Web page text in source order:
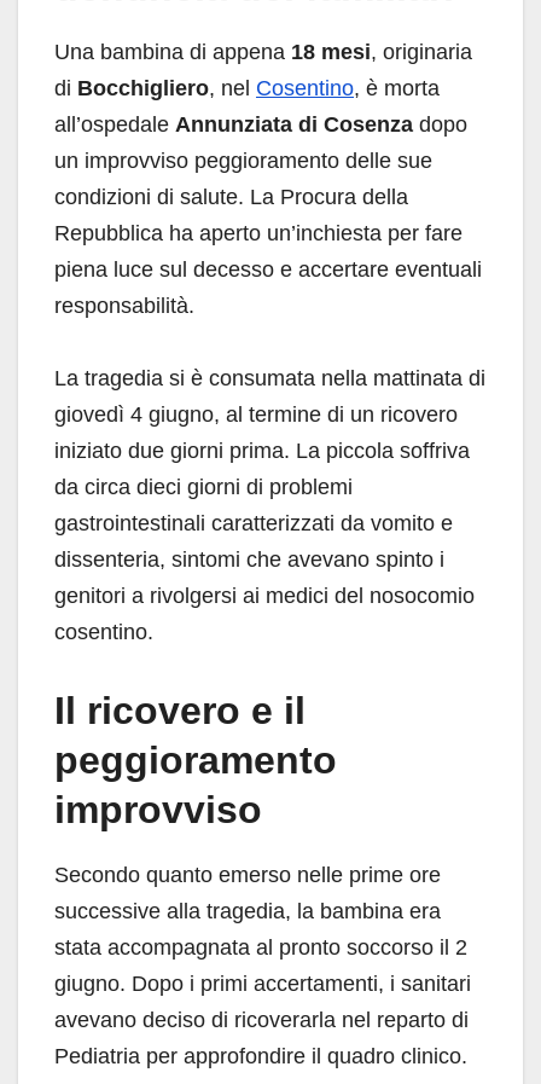
Una bambina di appena 18 mesi, originaria
di Bocchigliero, nel Cosentino, è morta
all’ospedale Annunziata di Cosenza dopo
un improvviso peggioramento delle sue
condizioni di salute. La Procura della
Repubblica ha aperto un’inchiesta per fare
piena luce sul decesso e accertare eventuali
responsabilità.
La tragedia si è consumata nella mattinata di
giovedì 4 giugno, al termine di un ricovero
iniziato due giorni prima. La piccola soffriva
da circa dieci giorni di problemi
gastrointestinali caratterizzati da vomito e
dissenteria, sintomi che avevano spinto i
genitori a rivolgersi ai medici del nosocomio
cosentino.
Il ricovero e il
peggioramento
improvviso
Secondo quanto emerso nelle prime ore
successive alla tragedia, la bambina era
stata accompagnata al pronto soccorso il 2
giugno. Dopo i primi accertamenti, i sanitari
avevano deciso di ricoverarla nel reparto di
Pediatria per approfondire il quadro clinico.